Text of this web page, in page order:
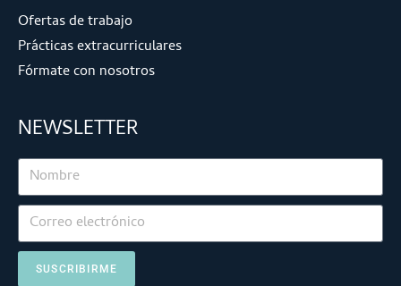
Ofertas de trabajo
Prácticas extracurriculares
Fórmate con nosotros
NEWSLETTER
SUSCRIBIRME